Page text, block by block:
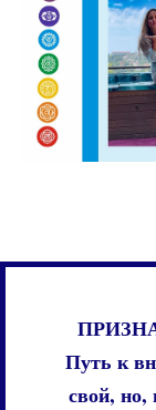
Путь к
свой, но,